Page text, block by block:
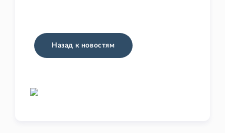
Назад к новостям